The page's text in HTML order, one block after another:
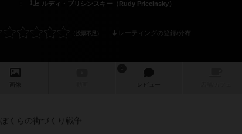
： ルディ・プリシンスキー（Rudy Priecinsky）
レーティングの登録/分布
画像 レビュー
ぼくらの街づくり戦争